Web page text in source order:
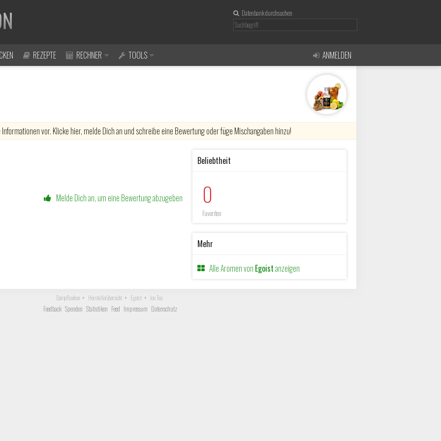
Datenbank durchsuchen
REZEPTE RECHNER TOOLS ANMELDEN
vor. Klicke hier, melde Dich an und schreibe eine Bewertung oder füge Mischangaben hinzu!
Melde Dich an, um eine Bewertung abzugeben
Beliebtheit
0
Favoriten
Mehr
Alle Aromen von Egoistanzeigen
Dampflexikon Herstellerübersicht Egoist Ice Tea
Feedback Spenden Statistiken Feed Impressum Datenschutz